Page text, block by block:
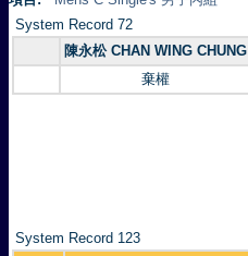
System Record 72
陳永松 CHAN WING CHUNG
棄權
System Record 123